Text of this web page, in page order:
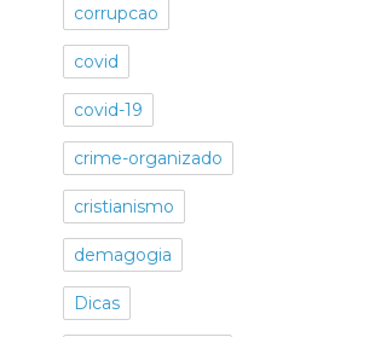
corrupcao
covid
covid-19
crime-organizado
cristianismo
demagogia
Dicas